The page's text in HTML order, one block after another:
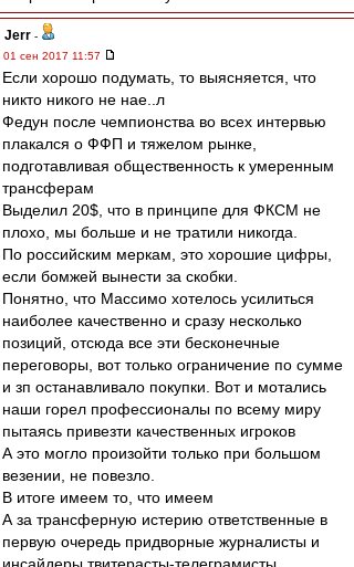
Jerr -
01 сен 2017 11:57
Если хорошо подумать, то выясняется, что
никто никого не нае..л
Федун после чемпионства во всех интервью
плакался о ФФП и тяжелом рынке,
подготавливая общественность к умеренным
трансферам
Выделил 20$, что в принципе для ФКСМ не
плохо, мы больше и не тратили никогда.
По российским меркам, это хорошие цифры,
если бомжей вынести за скобки.
Понятно, что Массимо хотелось усилиться
наиболее качественно и сразу несколько
позиций, отсюда все эти бесконечные
переговоры, вот только ограничение по сумме
и зп останавливало покупки. Вот и мотались
наши горел профессионалы по всему миру
пытаясь привезти качественных игроков
А это могло произойти только при большом
везении, не повезло.
В итоге имеем то, что имеем
А за трансферную истерию ответственные в
первую очередь придворные журналисты и